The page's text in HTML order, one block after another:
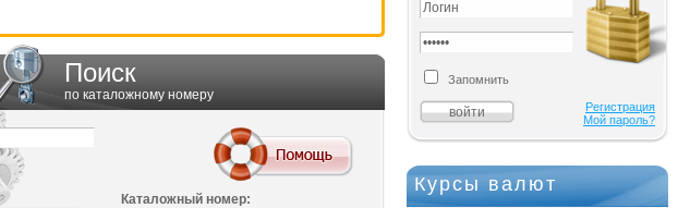
Поиск
по каталожному номеру
Каталожный номер:
Запомнить
Регистрация
Мой пароль?
Курсы валют